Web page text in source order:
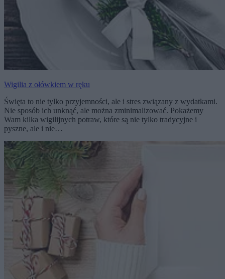
Wigilia z ołówkiem w ręku
Święta to nie tylko przyjemności, ale i stres związany z wydatkami.
Nie sposób ich unknąć, ale można zminimalizować. Pokażemy
Wam kilka wigilijnych potraw, które są nie tylko tradycyjne i
pyszne, ale i nie…